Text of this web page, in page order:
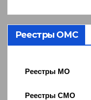
Реестры ОМС
Реестры МО
Реестры СМО